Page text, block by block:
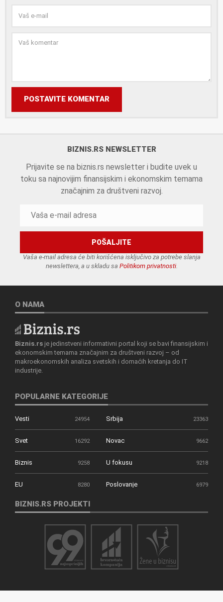
POSTAVITE KOMENTAR
BIZNIS.RS NEWSLETTER
Prijavite se na biznis.rs newsletter i budite uvek u
toku sa najnovijim finansijskim i ekonomskim temama
značajnim za društveni razvoj.
Vaša e-mail adresa će biti korišćena isključivo za potrebe slanja
newslettera, a u skladu sa Politikom privatnosti.
O NAMA
Biznis.rs je jedinstveni informativni portal koji se bavi finansijskim i
ekonomskim temama značajnim za društveni razvoj – od
makroekonomskih analiza svetskih i domaćih kretanja do IT
industrije.
POPULARNE KATEGORIJE
Vesti 24954 Srbija 23363
Svet 16292 Novac 9662
Biznis 9258 U fokusu 9218
EU 8280 Poslovanje 6979
BIZNIS.RS PROJEKTI